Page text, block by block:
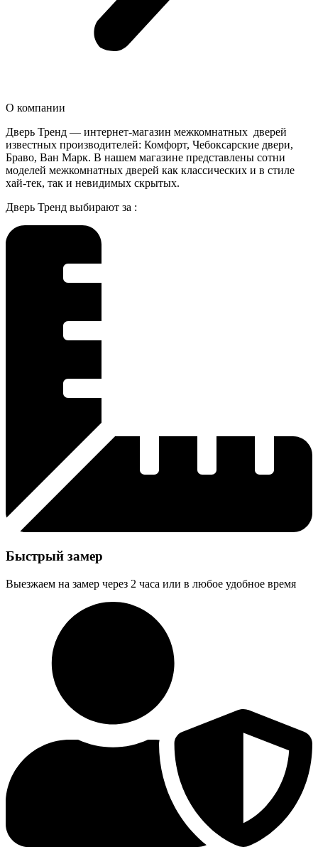
О компании
Дверь Тренд — интернет-магазин межкомнатных дверей
известных производителей: Комфорт, Чебоксарские двери,
Браво, Ван Марк. В нашем магазине представлены сотни
моделей межкомнатных дверей как классических и в стиле
хай-тек, так и невидимых скрытых.
Дверь Тренд выбирают за :
Быстрый замер
Выезжаем на замер через 2 часа или в любое удобное время